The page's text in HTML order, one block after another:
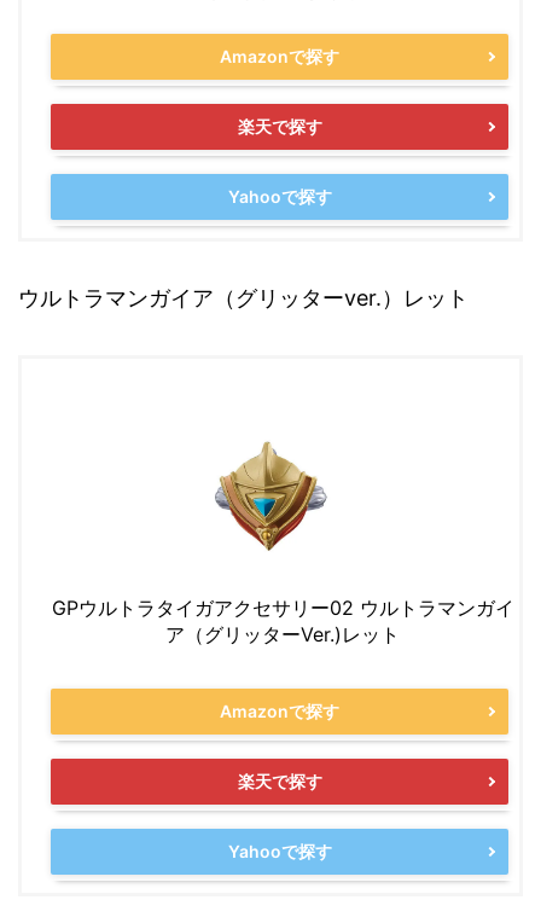
Amazonで探す
楽天で探す
Yahooで探す
ウルトラマンガイア（グリッターver.）レット
GPウルトラタイガアクセサリー02 ウルトラマンガイ
ア（グリッターVer.)レット
Amazonで探す
楽天で探す
Yahooで探す